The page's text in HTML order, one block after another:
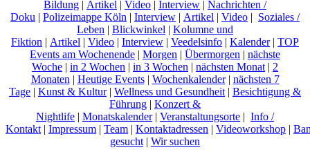
Bildung | Artikel | Video | Interview | Nachrichten /
Doku | Polizeimappe Köln | Interview | Artikel | Video | Soziales /
Leben | Blickwinkel | Kolumne und
Fiktion | Artikel | Video | Interview | Veedelsinfo | Kalender| TOP
Events am Wochenende | Morgen | Übermorgen | nächste
Woche | in 2 Wochen | in 3 Wochen | nächsten Monat | 2
Monaten | Heutige Events| Wochenkalender| nächsten 7
Tage | Kunst & Kultur| Wellness und Gesundheit | Besichtigung &
Führung | Konzert &
Nightlife | Monatskalender| Veranstaltungsorte | Info /
Kontakt | Impressum | Team | Kontaktadressen | Videoworkshop |
gesucht | Wir suchen